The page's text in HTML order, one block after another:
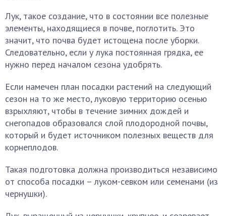
Лук, такое создание, что в состоянии все полезные
элементы, находящиеся в почве, поглотить. Это
значит, что почва будет истощена после уборки.
Следовательно, если у лука постоянная грядка, ее
нужно перед началом сезона удобрять.
Если намечен план посадки растений на следующий
сезон на то же место, луковую территорию осенью
взрыхляют, чтобы в течение зимних дождей и
снегопадов образовался слой плодородной почвы,
который и будет источником полезных веществ для
корнеплодов.
Такая подготовка должна производиться независимо
от способа посадки – луком-севком или семенами (из
чернушки).